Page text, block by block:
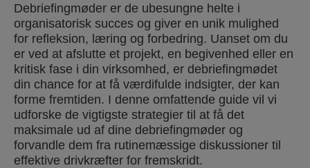
Debriefingmøder er de ubesungne helte i
organisatorisk succes og giver en unik mulighed
for refleksion, læring og forbedring. Uanset om du
er ved at afslutte et projekt, en begivenhed eller en
kritisk fase i din virksomhed, er debriefingmødet
din chance for at få værdifulde indsigter, der kan
forme fremtiden. I denne omfattende guide vil vi
udforske de vigtigste strategier til at få det
maksimale ud af dine debriefingmøder og
forvandle dem fra rutinemæssige diskussioner til
effektive drivkræfter for fremskridt.